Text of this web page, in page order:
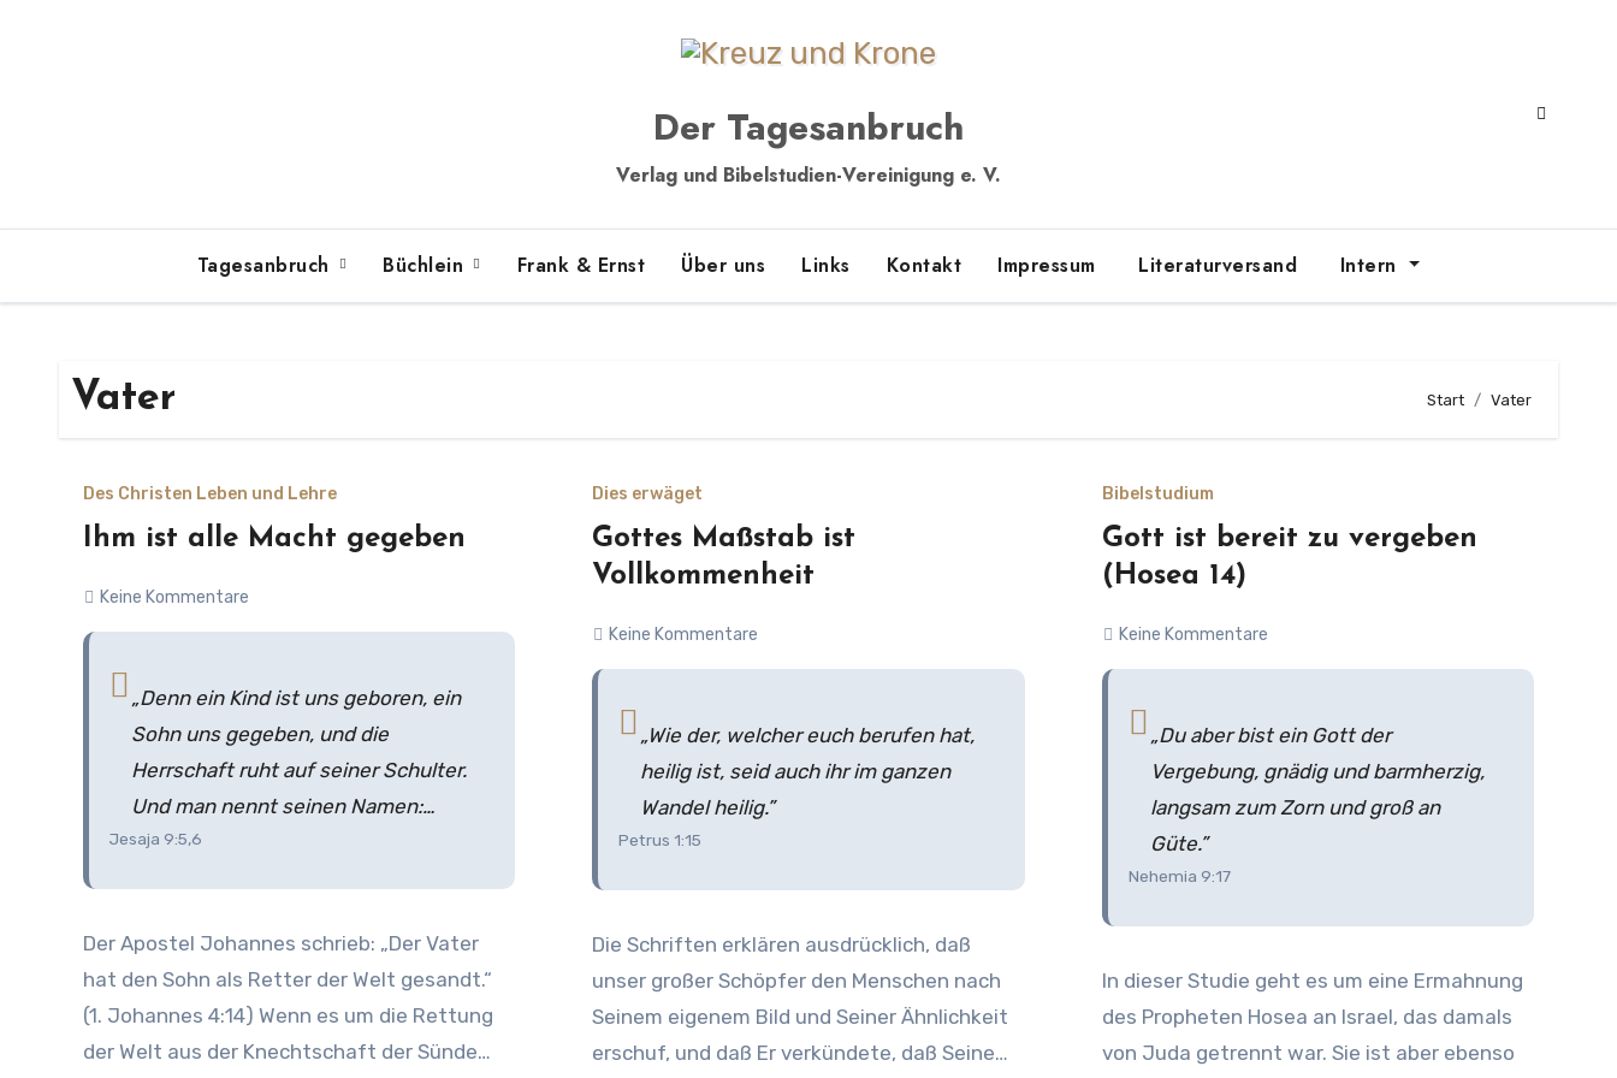
Der Tagesanbruch
Verlag und Bibelstudien-Vereinigung e. V.
Tagesanbruch Büchlein Frank & Ernst Über uns Links Kontakt Impressum Literaturversand Intern
Vater Start Vater
Des Christen Leben und Lehre
Ihm ist alle Macht gegeben
Keine Kommentare
„Denn ein Kind ist uns geboren, ein
Sohn uns gegeben, und die
Herrschaft ruht auf seiner Schulter.
Und man nennt seinen Namen:
Wunderbarer, Berater, starker Gott,
Frieden werden kein Ende haben.“
Jesaja 9:5,6
Der Apostel Johannes schrieb: „Der Vater
hat den Sohn als Retter der Welt gesandt.“
(1. Johannes 4:14) Wenn es um die Rettung
der Welt aus der Knechtschaft der Sünde
Dies erwäget
Gottes Maßstab ist
Vollkommenheit
Keine Kommentare
„Wie der, welcher euch berufen hat,
heilig ist, seid auch ihr im ganzen
Wandel heilig.”
Petrus 1:15
Die Schriften erklären ausdrücklich, daß
unser großer Schöpfer den Menschen nach
Seinem eigenem Bild und Seiner Ähnlichkeit
erschuf, und daß Er verkündete, daß Seine
Bibelstudium
Gott ist bereit zu vergeben
(Hosea 14)
Keine Kommentare
„Du aber bist ein Gott der
Vergebung, gnädig und barmherzig,
langsam zum Zorn und groß an
Güte.”
Nehemia 9:17
In dieser Studie geht es um eine Ermahnung
des Propheten Hosea an Israel, das damals
von Juda getrennt war. Sie ist aber ebenso